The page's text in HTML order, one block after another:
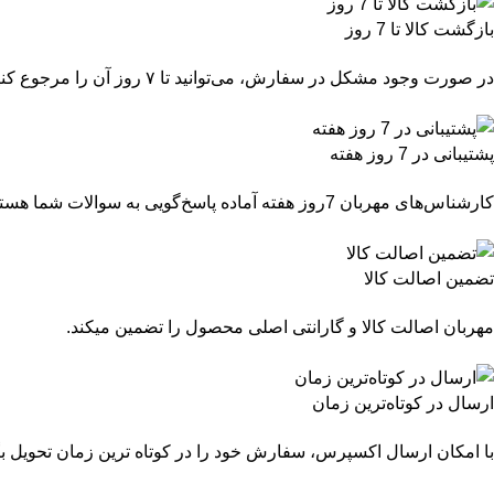
بازگشت کالا تا 7 روز
در صورت وجود مشکل در سفارش، می‌توانید تا ۷ روز آن را مرجوع کنید.
پشتیبانی در 7 روز هفته
کارشناس‌های مهربان 7روز هفته آماده پاسخ‌گویی به سوالات شما هستند.
تضمین اصالت کالا
مهربان اصالت کالا و گارانتی اصلی محصول را تضمین میکند.
ارسال در کوتاه‌ترین زمان
با امکان ارسال اکسپرس، سفارش خود را در کوتاه ترین زمان تحویل